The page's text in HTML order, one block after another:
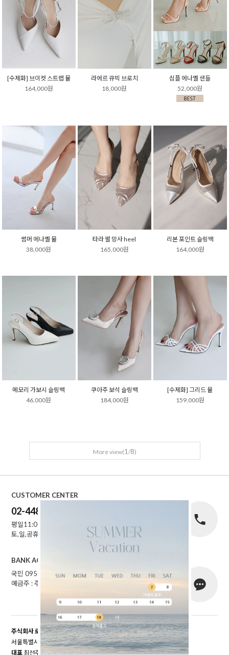
[수제화] 브이컷 스트랩 뮬
164,000원
라에르 큐빅 브로치
18,000원
심플 에나멜 샌들
52,000원
썸머 에나멜 뮬
38,000원
타라 펄 망사 heel
165,000원
리본 포인트 슬링백
164,000원
메모리 가보시 슬링백
46,000원
쿠아주 보석 슬링백
184,000원
[수제화] 그리드 뮬
159,000원
More view(1 /8)
CUSTOMER CENTER
02-448-1227
평일11:00~16:00
토,일,공휴일 휴무
BANK ACCOUNT
국민 095001-04-155141
예금주 : 주식회사로에르
주식회사 로에르
서울특별시 성동구 자동차시장3길 39, 남궁빌딩 201호
대표 최선주개인정보 보호책임자최선주